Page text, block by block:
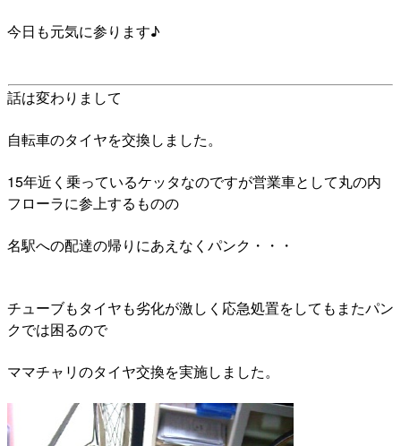
今日も元気に参ります♪
話は変わりまして
自転車のタイヤを交換しました。
15年近く乗っているケッタなのですが営業車として丸の内
フローラに参上するものの
名駅への配達の帰りにあえなくパンク・・・
チューブもタイヤも劣化が激しく応急処置をしてもまたパン
クでは困るので
ママチャリのタイヤ交換を実施しました。